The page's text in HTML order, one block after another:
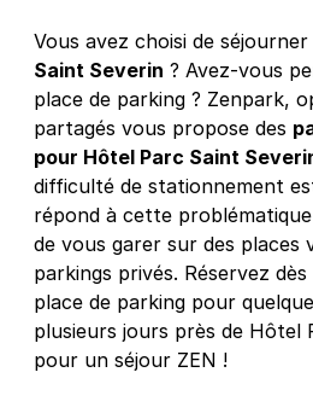
+ Abonnements disponibles
Paris - Hôtel
6 rue de Moussy
75004Paris
4,2(284 avis)
4,50 €/heure ,39 €/jour,110 €/
Réserver
Vous avez choisi de séjourner
Saint Severin ? Avez-vous
place de parking ? Zenpark,
partagés vous propose des
pour Hôtel Parc Saint
difficulté de stationnement
répond à cette
de vous garer sur des places
parkings privés. Réservez
place de parking pour
plusieurs jours près de Hôtel
pour un séjour ZEN !